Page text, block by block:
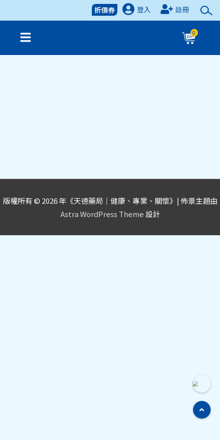
折價券
登入
註冊
0
版權所有 © 2026 年《天德藥局｜健康、專業、關懷》| 佈景主題由
Astra WordPress Theme 設計